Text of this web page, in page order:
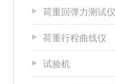
荷重回弹力测试仪
荷重行程曲线仪
试验机